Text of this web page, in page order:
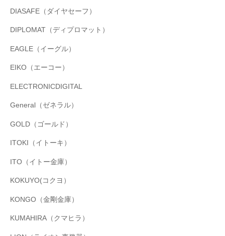
DIASAFE（ダイヤセーフ）
DIPLOMAT（ディプロマット）
EAGLE（イーグル）
EIKO（エーコー）
ELECTRONICDIGITAL
General（ゼネラル）
GOLD（ゴールド）
ITOKI（イトーキ）
ITO（イトー金庫）
KOKUYO(コクヨ）
KONGO（金剛金庫）
KUMAHIRA（クマヒラ）